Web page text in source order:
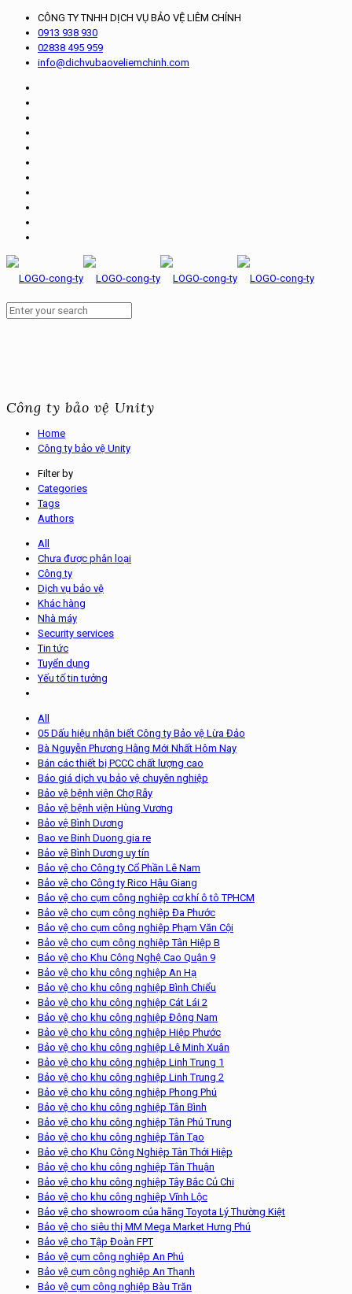
CÔNG TY TNHH DỊCH VỤ BẢO VỆ LIÊM CHÍNH
0913 938 930
02838 495 959
info@dichvubaoveliemchinh.com
Công ty bảo vệ Unity
Home
Công ty bảo vệ Unity
Filter by
Categories
Tags
Authors
All
Chưa được phân loại
Công ty
Dịch vụ bảo vệ
Khác hàng
Nhà máy
Security services
Tin tức
Tuyển dụng
Yếu tố tin tưởng
All
05 Dấu hiệu nhận biết Công ty Bảo vệ Lừa Đảo
Bà Nguyễn Phương Hằng Mới Nhất Hôm Nay
Bán các thiết bị PCCC chất lượng cao
Báo giá dịch vụ bảo vệ chuyên nghiệp
Bảo vệ bệnh viện Chợ Rẫy
Bảo vệ bệnh viện Hùng Vương
Bảo vệ Bình Dương
Bao ve Binh Duong gia re
Bảo vệ Bình Dương uy tín
Bảo vệ cho Công ty Cổ Phần Lê Nam
Bảo vệ cho Công ty Rico Hậu Giang
Bảo vệ cho cụm công nghiệp cơ khí ô tô TPHCM
Bảo vệ cho cụm công nghiệp Đa Phước
Bảo vệ cho cụm công nghiệp Phạm Văn Cội
Bảo vệ cho cụm công nghiệp Tân Hiệp B
Bảo vệ cho Khu Công Nghệ Cao Quận 9
Bảo vệ cho khu công nghiệp An Hạ
Bảo vệ cho khu công nghiệp Bình Chiểu
Bảo vệ cho khu công nghiệp Cát Lái 2
Bảo vệ cho khu công nghiệp Đông Nam
Bảo vệ cho khu công nghiệp Hiệp Phước
Bảo vệ cho khu công nghiệp Lê Minh Xuân
Bảo vệ cho khu công nghiệp Linh Trung 1
Bảo vệ cho khu công nghiệp Linh Trung 2
Bảo vệ cho khu công nghiệp Phong Phú
Bảo vệ cho khu công nghiệp Tân Bình
Bảo vệ cho khu công nghiệp Tân Phú Trung
Bảo vệ cho khu công nghiệp Tân Tạo
Bảo vệ cho Khu Công Nghiệp Tân Thới Hiệp
Bảo vệ cho khu công nghiệp Tân Thuận
Bảo vệ cho khu công nghiệp Tây Bắc Củ Chi
Bảo vệ cho khu công nghiệp Vĩnh Lộc
Bảo vệ cho showroom của hãng Toyota Lý Thường Kiệt
Bảo vệ cho siêu thị MM Mega Market Hưng Phú
Bảo vệ cho Tập Đoàn FPT
Bảo vệ cụm công nghiệp An Phú
Bảo vệ cụm công nghiệp An Thạnh
Bảo vệ cụm công nghiệp Bàu Trăn